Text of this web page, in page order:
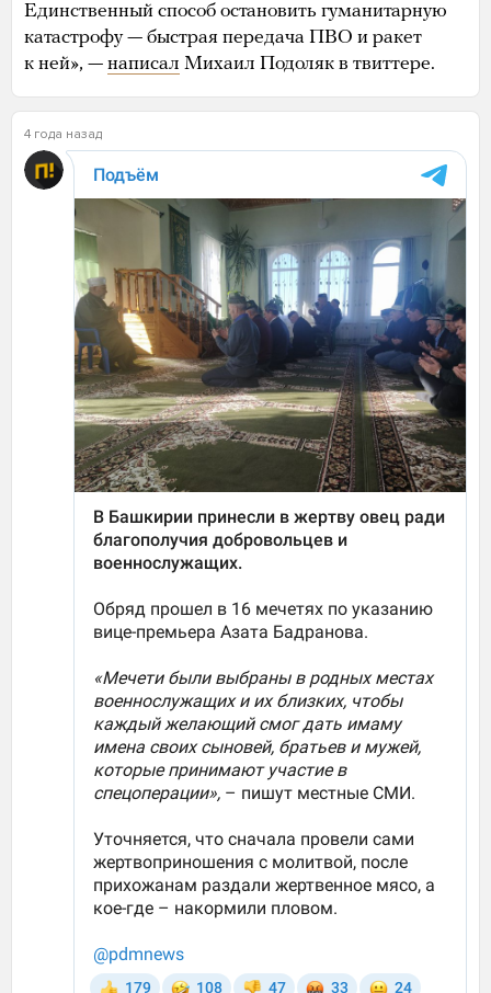
Единственный способ остановить гуманитарную
катастрофу — быстрая передача ПВО и ракет
к ней», — написал Михаил Подоляк в твиттере.
4 года назад